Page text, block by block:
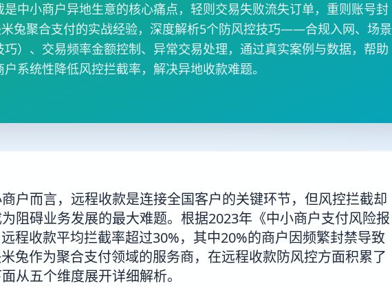
中小商户异地生意的核心痛点，轻则交易失败流失订单，重则账号封
兔聚合支付的实战经验，深度解析5个防风控技巧——合规入网、场景
）、交易频率金额控制、异常交易处理，通过真实案例与数据，帮助
户系统性降低风控拦截率，解决异地收款难题。
户而言，远程收款是连接全国客户的关键环节，但风控拦截却
阻碍业务发展的最大难题。根据2023年《中小商户支付风险报
程收款平均拦截率超过30%，其中20%的商户因频繁封禁导致
兔作为聚合支付领域的服务商，在远程收款防风控方面积累了
从五个维度展开详细解析。